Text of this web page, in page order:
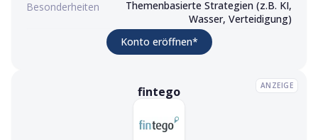
Besonderheiten
Themenbasierte Strategien (z.B. KI,
Wasser, Verteidigung)
Konto eröffnen*(Werbelink)
Konto eröffnen (Werbelink) ANZEIGE
fintego